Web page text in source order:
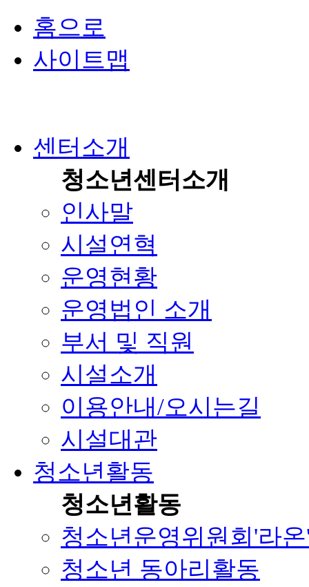
홈으로
사이트맵
센터소개
청소년센터소개
인사말
시설연혁
운영현황
운영법인 소개
부서 및 직원
시설소개
이용안내/오시는길
시설대관
청소년활동
청소년활동
청소년운영위원회'라
청소년 동아리활동